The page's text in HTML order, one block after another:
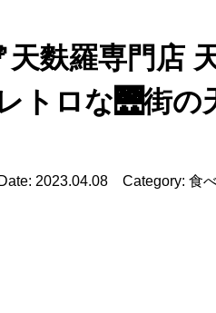
麩羅専門店
トロな🌉街の
Date: 2023.04.08 Category: 食